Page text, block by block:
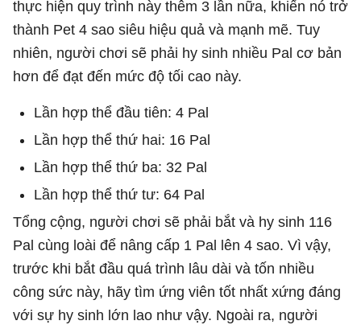
thực hiện quy trình này thêm 3 lần nữa, khiến nó trở
thành Pet 4 sao siêu hiệu quả và mạnh mẽ. Tuy
nhiên, người chơi sẽ phải hy sinh nhiều Pal cơ bản
hơn để đạt đến mức độ tối cao này.
Lần hợp thể đầu tiên: 4 Pal
Lần hợp thể thứ hai: 16 Pal
Lần hợp thể thứ ba: 32 Pal
Lần hợp thể thứ tư: 64 Pal
Tổng cộng, người chơi sẽ phải bắt và hy sinh 116
Pal cùng loài để nâng cấp 1 Pal lên 4 sao. Vì vậy,
trước khi bắt đầu quá trình lâu dài và tốn nhiều
công sức này, hãy tìm ứng viên tốt nhất xứng đáng
với sự hy sinh lớn lao như vậy. Ngoài ra, người